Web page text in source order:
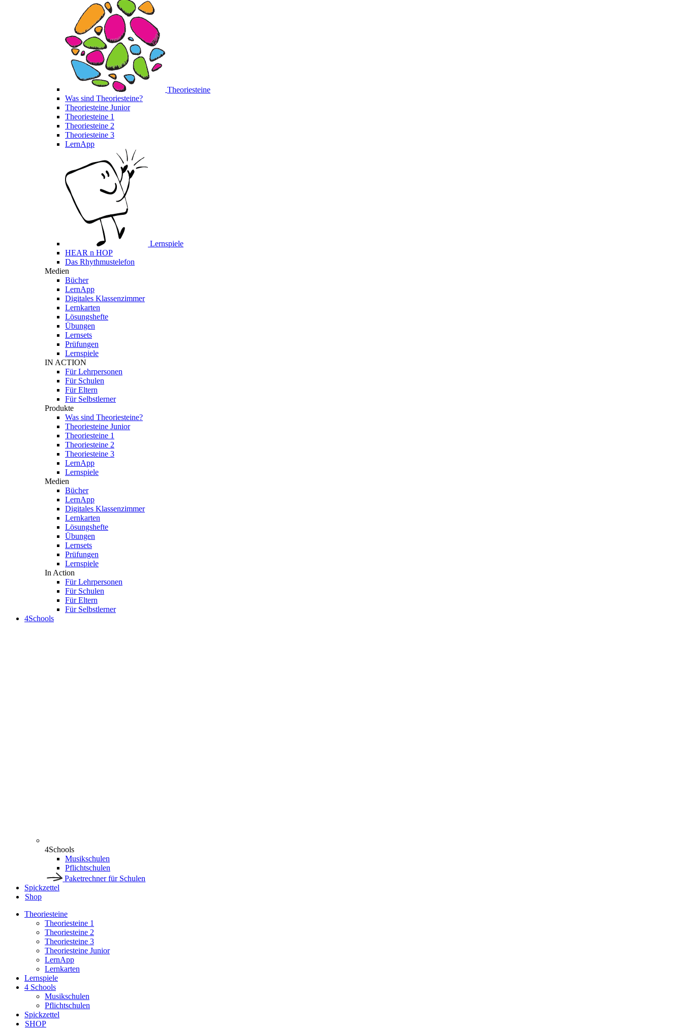
Theoriesteine
Was sind Theoriesteine?
Theoriesteine Junior
Theoriesteine 1
Theoriesteine 2
Theoriesteine 3
LernApp
Lernspiele
HEAR n HOP
Das Rhythmustelefon
Medien
Bücher
LernApp
Digitales Klassenzimmer
Lernkarten
Lösungshefte
Übungen
Lernsets
Prüfungen
Lernspiele
IN ACTION
Für Lehrpersonen
Für Schulen
Für Eltern
Für Selbstlerner
Produkte
Was sind Theoriesteine?
Theoriesteine Junior
Theoriesteine 1
Theoriesteine 2
Theoriesteine 3
LernApp
Lernspiele
Medien
Bücher
LernApp
Digitales Klassenzimmer
Lernkarten
Lösungshefte
Übungen
Lernsets
Prüfungen
Lernspiele
In Action
Für Lehrpersonen
Für Schulen
Für Eltern
Für Selbstlerner
4Schools
4Schools
Musikschulen
Pflichtschulen
Paketrechner für Schulen
Spickzettel
Shop
Theoriesteine
Theoriesteine 1
Theoriesteine 2
Theoriesteine 3
Theoriesteine Junior
LernApp
Lernkarten
Lernspiele
4 Schools
Musikschulen
Pflichtschulen
Spickzettel
SHOP